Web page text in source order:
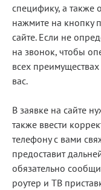
специфику, а также
нажмите на кнопку
сайте. Если не
на звонок, чтобы
всех
вас.
В заявке на сайте
также ввести
телефону с вами
предоставит
обязательно
роутер и ТВ